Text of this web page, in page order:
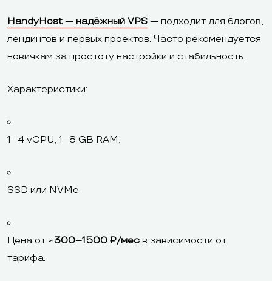
HandyHost — надёжный VPS — подходит для блогов,
лендингов и первых проектов. Часто рекомендуется
новичкам за простоту настройки и стабильность.
Характеристики:
1–4 vCPU, 1–8 GB RAM;
SSD или NVMe
Цена от ~300–1500 ₽/мес в зависимости от
тарифа.